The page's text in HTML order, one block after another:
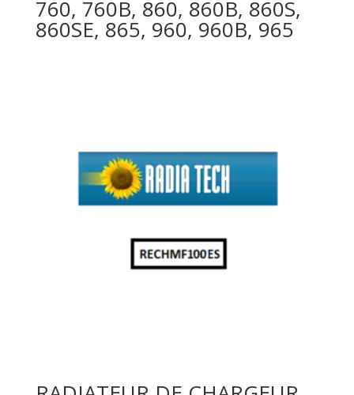
760, 760B, 860, 860B, 860S,
860SE, 865, 960, 960B, 965